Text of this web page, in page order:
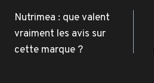
de
l’article
Nutrimea : que valent
vraiment les avis sur
cette marque ?